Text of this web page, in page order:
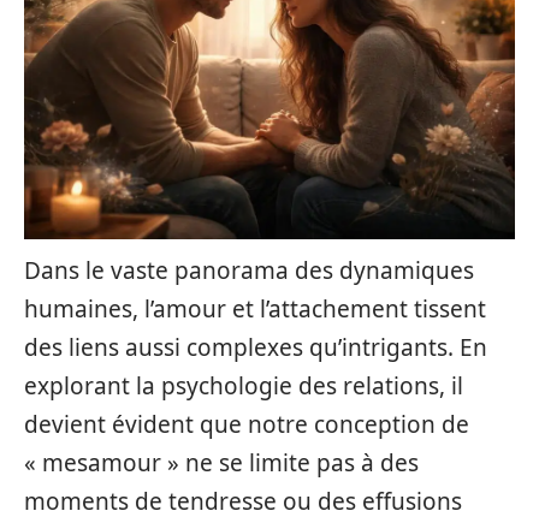
Dans le vaste panorama des dynamiques
humaines, l’amour et l’attachement tissent
des liens aussi complexes qu’intrigants. En
explorant la psychologie des relations, il
devient évident que notre conception de
« mesamour » ne se limite pas à des
moments de tendresse ou des effusions